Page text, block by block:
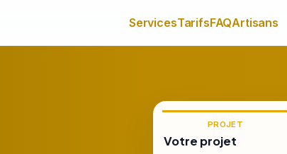
ServicesTarifsFAQArtisans
PROJET
Votre projet